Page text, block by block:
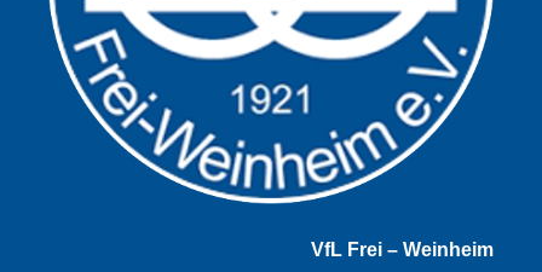
VfL Frei – Weinheim